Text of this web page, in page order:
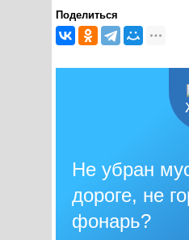
Поделиться
Не убран
дороге, не
фонарь?